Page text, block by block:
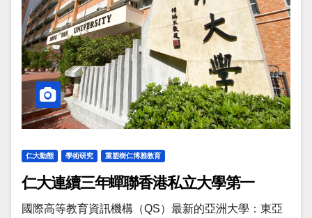
仁大動態 學術研究 重塑樹仁博雅教育
仁大連續三年蟬聯香港私立大學第一
國際高等教育資訊機構（QS）最新的亞洲大學：東亞